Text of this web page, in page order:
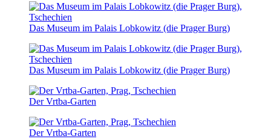
Das Museum im Palais Lobkowitz (die Prager Burg)
Das Museum im Palais Lobkowitz (die Prager Burg)
Der Vrtba-Garten
Der Vrtba-Garten